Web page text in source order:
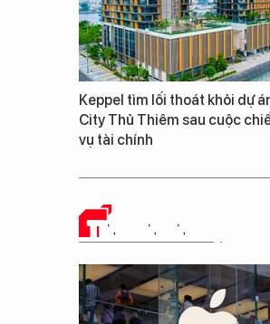
Keppel tìm lối thoát khỏi dự
City Thủ Thiêm sau cuộc
vụ tài chính
TIN CÔNG NGHỆ